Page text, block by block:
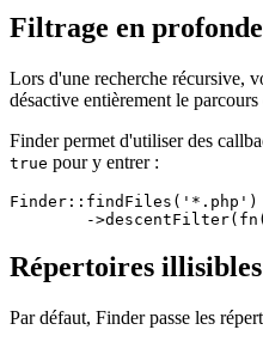
Filtrage en
Lors d'une recherche récursive,
désactive entièrement le
Finder permet d'utiliser des
true pour y entrer :
Finder::findFiles('*.php')
Répertoires illisibles
Par défaut, Finder passe les